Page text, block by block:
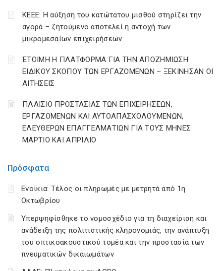
Πρόσφατα
Ενοίκια: Τέλος οι πληρωμές με μετρητά από 1η
Οκτωβρίου
Υπερψηφίσθηκε το νομοσχέδιο για τη διαχείριση και
ανάδειξη της πολιτιστικής κληρονομιάς, την ανάπτυξη
του οπτικοακουστικού τομέα και την προστασία των
πνευματικών δικαιωμάτων
ΚΕΕΕ: Η αύξηση του κατώτατου μισθού στηρίζει την
αγορά – ζητούμενο αποτελεί η αντοχή των
μικρομεσαίων επιχειρήσεων
ΈΤΟΙΜΗ Η ΠΛΑΤΦΟΡΜΑ ΓΙΑ ΤΗΝ ΑΠΟΖΗΜΙΩΣΗ
ΕΙΔΙΚΟΥ ΣΚΟΠΟΥ ΤΩΝ ΕΡΓΑΖΟΜΕΝΩΝ – ΞΕΚΙΝΗΣΑΝ ΟΙ
ΑΙΤΗΣΕΙΣ
ΠΛΑΙΣΙΟ ΠΡΟΣΤΑΣΙΑΣ ΤΩΝ ΕΠΙΧΕΙΡΗΣΕΩΝ,
ΕΡΓΑΖΟΜΕΝΩΝ ΚΑΙ ΑΥΤΟΑΠΑΣΧΟΛΟΥΜΕΝΩΝ,
ΕΛΕΥΘΕΡΩΝ ΕΠΑΓΓΕΛΜΑΤΙΩΝ ΓΙΑ ΤΟΥΣ ΜΗΝΕΣ
ΜΑΡΤΙΟ ΚΑΙ ΑΠΡΙΛΙΟ